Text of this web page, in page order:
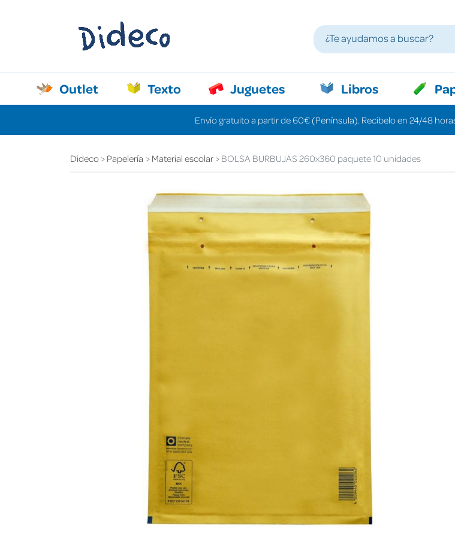
Outlet Texto Juguetes Libros
Envío gratuito a partir de 60€ (Península). Recíbelo en 24/48
Dideco Papelería Material escolar BOLSA BURBUJAS 260x360 paquete 10 unidades